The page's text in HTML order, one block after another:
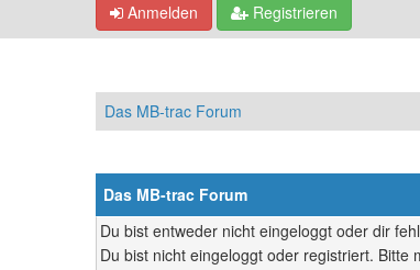
Anmelden Registrieren
Das MB-trac Forum
Das MB-trac Forum
Du bist entweder nicht eingeloggt oder dir
Du bist nicht eingeloggt oder registriert.